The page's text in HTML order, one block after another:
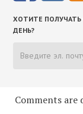
ХОТИТЕ
ДЕНЬ?
Comments are